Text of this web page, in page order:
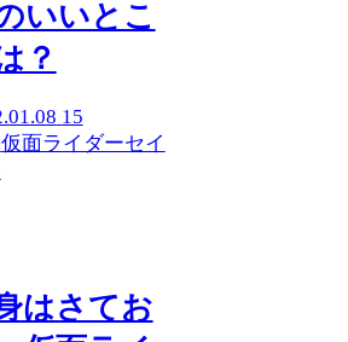
いいとこ
？
15
仮面ライダーセイ
はさてお